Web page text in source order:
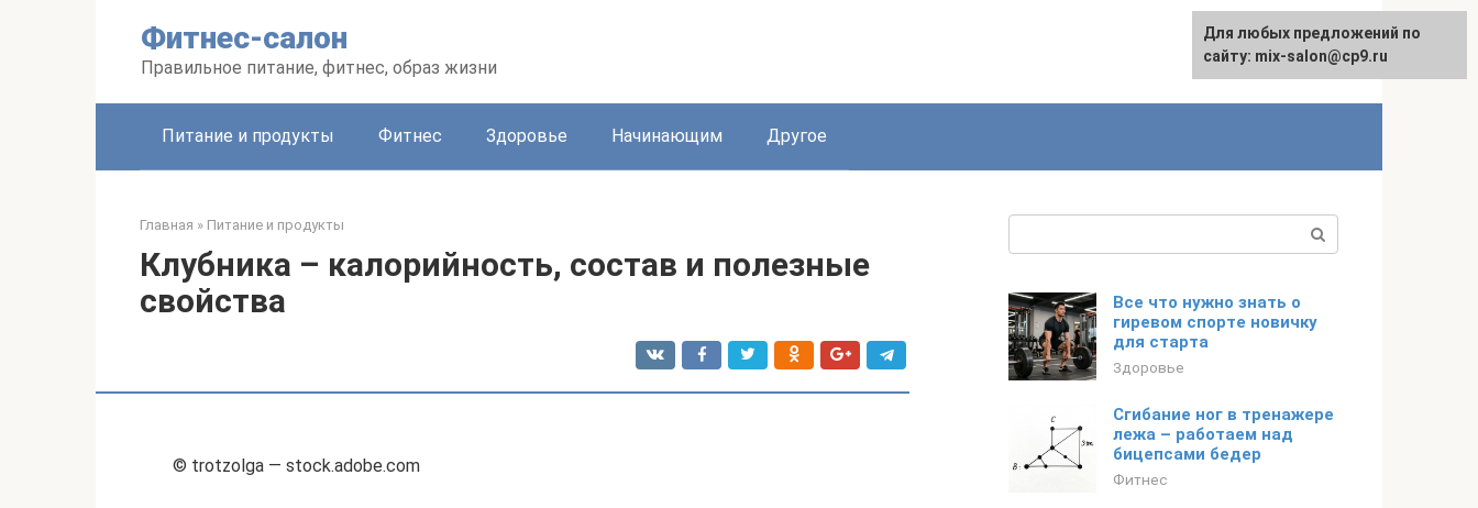
Фитнес-салон
Правильное питание, фитнес, образ жизни
Питание и продукты Фитнес Здоровье Начинающим Другое
Главная » Питание и продукты
Клубника – калорийность, состав и полезные
свойства
© trotzolga — stock.adobe.com
Все что нужно знать о
гиревом спорте новичку
для старта
Здоровье
Сгибание ног в тренажере
лежа – работаем над
бицепсами бедер
Фитнес
Для любых предложений по
сайту: mix-salon@cp9.ru